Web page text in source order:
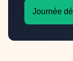
Journée